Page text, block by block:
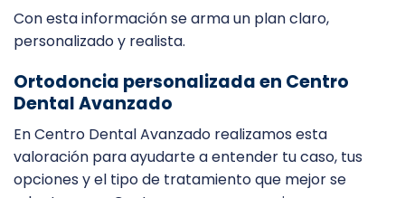
Con esta información se arma un plan claro,
personalizado y realista.
Ortodoncia personalizada en Centro
Dental Avanzado
En Centro Dental Avanzado realizamos esta
valoración para ayudarte a entender tu caso, tus
opciones y el tipo de tratamiento que mejor se